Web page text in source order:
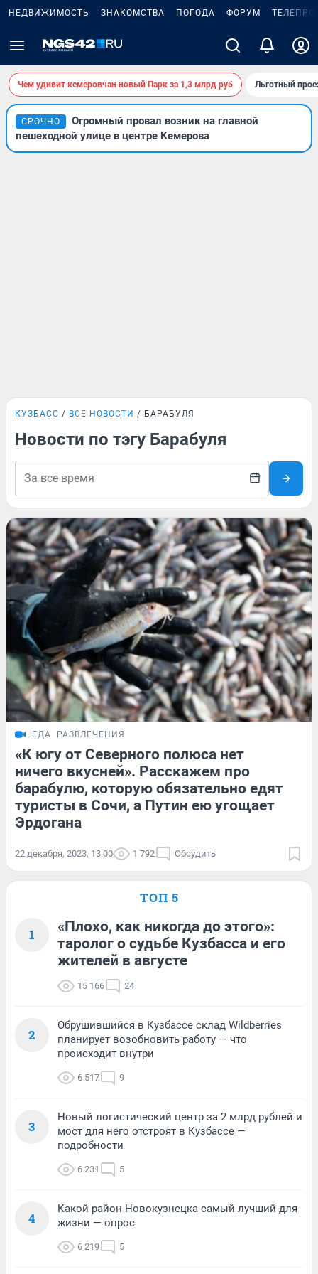
НЕДВИЖИМОСТЬ ЗНАКОМСТВА ПОГОДА ФОРУМ
Чем удивит кемеровчан новый Парк за 1,3 млрд руб Льготный
СРОЧНО
Огромный провал возник на главной
пешеходной улице в центре Кемерова
КУЗБАСС ВСЕ НОВОСТИ БАРАБУЛЯ
Новости по тэгу Барабуля
ЕДА РАЗВЛЕЧЕНИЯ
«К югу от Северного полюса нет
ничего вкусней». Расскажем про
барабулю, которую обязательно едят
туристы в Сочи, а Путин ею угощает
Эрдогана
22 декабря, 2023, 13:00 1 792 Обсудить
ТОП 5
1
«Плохо, как никогда до этого»:
таролог о судьбе Кузбасса и его
жителей в августе
15 166 24
2
Обрушившийся в Кузбассе склад Wildberries
планирует возобновить работу — что
происходит внутри
6 517 9
3
Новый логистический центр за 2 млрд рублей и
мост для него отстроят в Кузбассе —
подробности
6 231 5
4
Какой район Новокузнецка самый лучший для
жизни — опрос
6 219 5